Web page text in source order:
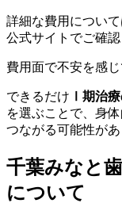
詳細な費用につい
公式サイトでご確認
費用面で不安を感
できるだけ Ⅰ期治
を選ぶことで、身
つながる可能性があ
千葉みなと
について